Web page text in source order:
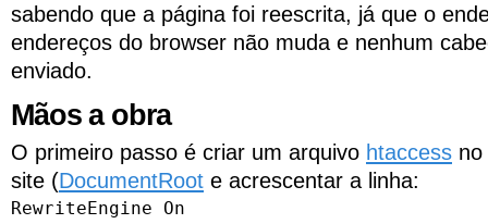
sabendo que a página foi reescrita, já que o
endereços do browser não muda e nenhum
enviado.
Mãos a obra
O primeiro passo é criar um arquivo htaccess
site (DocumentRoot e acrescentar a linha:
RewriteEngine On